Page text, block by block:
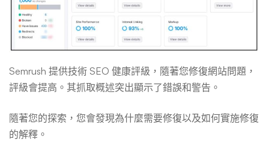
Semrush 提供技術 SEO 健康評級，隨著您修復網站問題，
評級會提高。其抓取概述突出顯示了錯誤和警告。
隨著您的探索，您會發現為什麼需要修復以及如何實施修復
的解釋。